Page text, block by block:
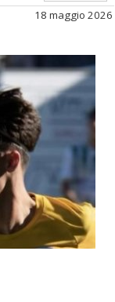
18 maggio 2026